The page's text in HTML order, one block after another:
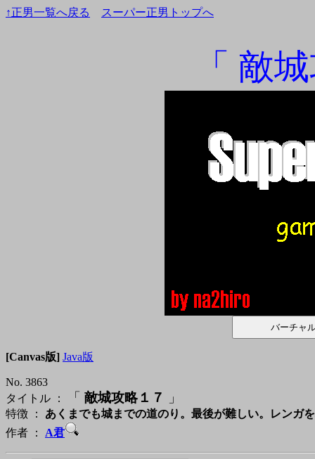
↑正男一覧へ戻る スーパー正男トップへ
「 敵
[Canvas版] Java版
No. 3863
タイトル ：
「 敵城攻略１７ 」
特徴 ： あくまでも城までの道のり。最後が難しい。レンガ
作者 ： A君